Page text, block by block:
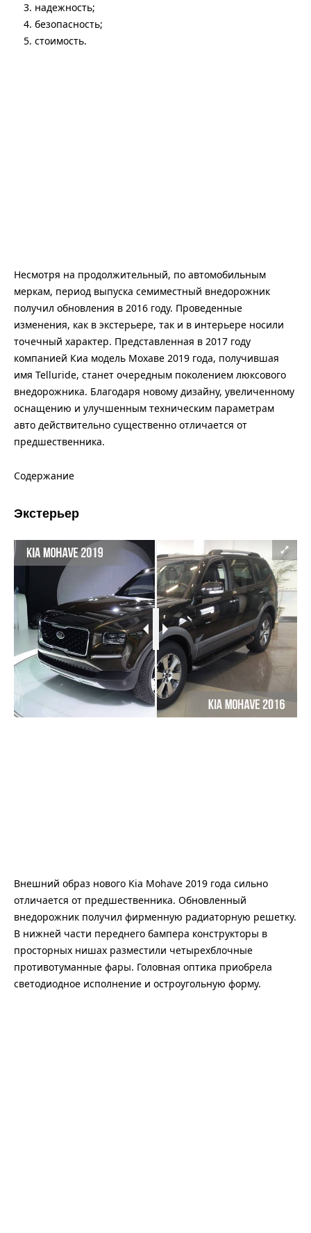
надежность;
безопасность;
стоимость.
Несмотря на продолжительный, по автомобильным
меркам, период выпуска семиместный внедорожник
получил обновления в 2016 году. Проведенные
изменения, как в экстерьере, так и в интерьере носили
точечный характер. Представленная в 2017 году
компанией Киа модель Мохаве 2019 года, получившая
имя Telluride, станет очередным поколением люксового
внедорожника. Благодаря новому дизайну, увеличенному
оснащению и улучшенным техническим параметрам
авто действительно существенно отличается от
предшественника.
Содержание
Экстерьер
Внешний образ нового Kia Mohave 2019 года сильно
отличается от предшественника. Обновленный
внедорожник получил фирменную радиаторную решетку.
В нижней части переднего бампера конструкторы в
просторных нишах разместили четырехблочные
противотуманные фары. Головная оптика приобрела
светодиодное исполнение и остроугольную форму.